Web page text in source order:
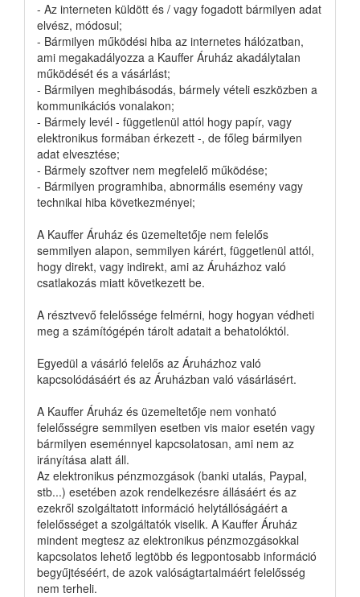
- Az interneten küldött és / vagy fogadott bármilyen adat
elvész, módosul;
- Bármilyen működési hiba az internetes hálózatban,
ami megakadályozza a Kauffer Áruház akadálytalan
működését és a vásárlást;
- Bármilyen meghibásodás, bármely vételi eszközben a
kommunikációs vonalakon;
- Bármely levél - függetlenül attól hogy papír, vagy
elektronikus formában érkezett -, de főleg bármilyen
adat elvesztése;
- Bármely szoftver nem megfelelő működése;
- Bármilyen programhiba, abnormális esemény vagy
technikai hiba következményei;
A Kauffer Áruház és üzemeltetője nem felelős
semmilyen alapon, semmilyen kárért, függetlenül attól,
hogy direkt, vagy indirekt, ami az Áruházhoz való
csatlakozás miatt következett be.
A résztvevő felelőssége felmérni, hogy hogyan védheti
meg a számítógépén tárolt adatait a behatolóktól.
Egyedül a vásárló felelős az Áruházhoz való
kapcsolódásáért és az Áruházban való vásárlásért.
A Kauffer Áruház és üzemeltetője nem vonható
felelősségre semmilyen esetben vis maior esetén vagy
bármilyen eseménnyel kapcsolatosan, ami nem az
irányítása alatt áll.
Az elektronikus pénzmozgások (banki utalás, Paypal,
stb...) esetében azok rendelkezésre állásáért és az
ezekről szolgáltatott információ helytállóságáért a
felelősséget a szolgáltatók viselik. A Kauffer Áruház
mindent megtesz az elektronikus pénzmozgásokkal
kapcsolatos lehető legtöbb és legpontosabb információ
begyűjtéséért, de azok valóságtartalmáért felelősség
nem terheli.